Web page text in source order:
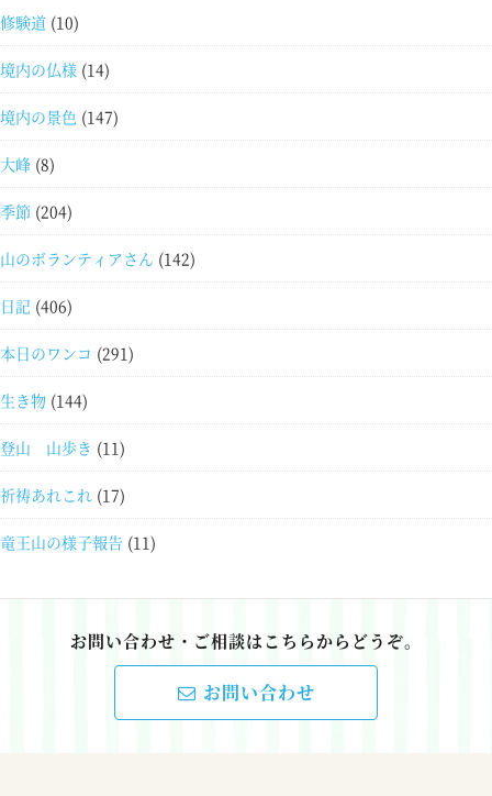
修験道 (10)
境内の仏様 (14)
境内の景色 (147)
大峰 (8)
季節 (204)
山のボランティアさん (142)
日記 (406)
本日のワンコ (291)
生き物 (144)
登山 山歩き (11)
祈祷あれこれ (17)
竜王山の様子報告 (11)
お問い合わせ・ご相談はこちらからどうぞ。
お問い合わせ